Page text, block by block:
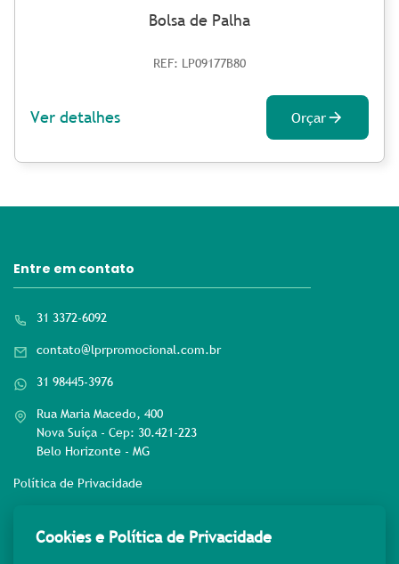
Bolsa de Palha
REF: LP09177B80
Ver detalhes Orçar
Entre em contato
31 3372-6092
contato@lprpromocional.com.br
31 98445-3976
Rua Maria Macedo, 400
Nova Suíça - Cep: 30.421-223
Belo Horizonte - MG
Política de Privacidade
Rede sociais
Cookies e Política de Privacidade